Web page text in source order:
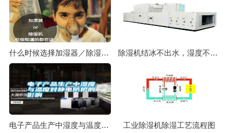
什么时候选择加湿器／除湿机？看了你就明白 除湿机结冰不出水，湿度不下降，化霜是怎么一回事？
电子产品生产中湿度与温度对静电防护的影响 工业除湿机除湿工艺流程图